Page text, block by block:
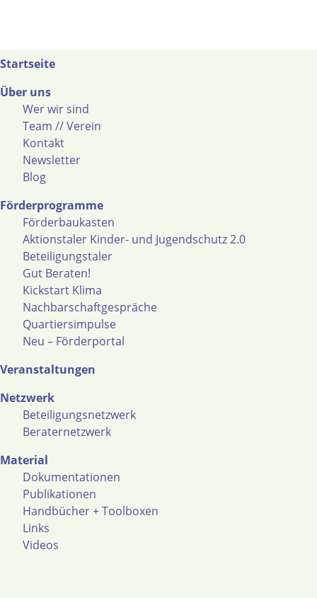
Startseite
Über uns
Wer wir sind
Team // Verein
Kontakt
Newsletter
Blog
Förderprogramme
Förderbaukasten
Aktionstaler Kinder- und Jugendschutz 2.0
Beteiligungstaler
Gut Beraten!
Kickstart Klima
Nachbarschaftgespräche
Quartiersimpulse
Neu – Förderportal
Veranstaltungen
Netzwerk
Beteiligungsnetzwerk
Beraternetzwerk
Material
Dokumentationen
Publikationen
Handbücher + Toolboxen
Links
Videos